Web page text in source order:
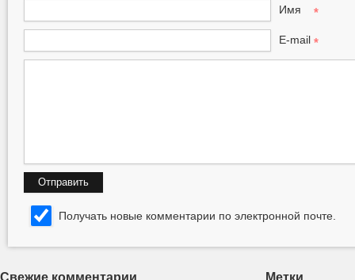
Имя *
E-mail *
Получать новые комментарии по электронной почте.
Свежие комментарии Метки